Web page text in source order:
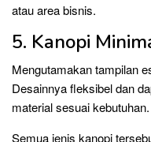
atau area bisnis.
5. Kanopi
Mengutamakan tampilan
Desainnya fleksibel dan
material sesuai kebutuhan.
Semua jenis kanopi